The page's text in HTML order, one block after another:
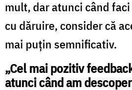
mult, dar atunci când
cu dăruire, consider că
mai puţin semnificativ.
„Cel mai pozitiv
atunci când am